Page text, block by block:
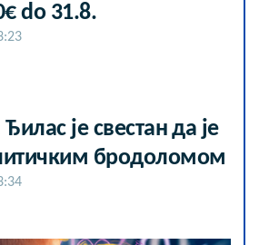
do 31.8.
је свестан да је
бродоломом